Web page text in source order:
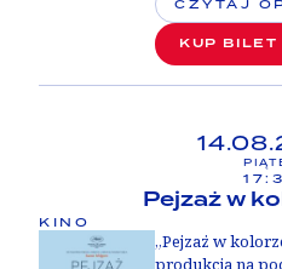
szukać można
szerokością
całym świecie.
uniwersalna
ludzkiego
CZYTAJ
KUP BILET
Pejzaż w
KINO
„Pejzaż w
produkcja na